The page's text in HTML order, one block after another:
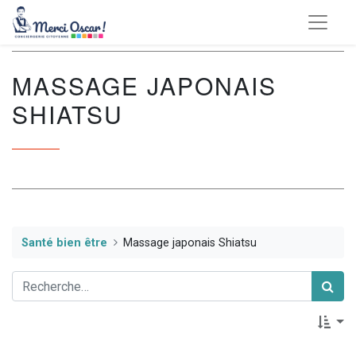
MASSAGE JAPONAIS
SHIATSU
Santé bien être Massage japonais Shiatsu